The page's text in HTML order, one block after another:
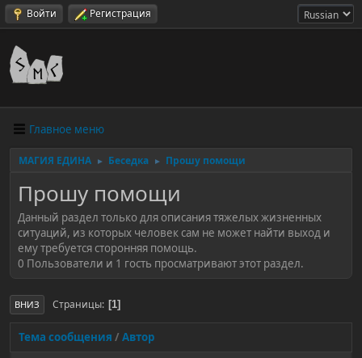
Войти Регистрация
Главное меню
МАГИЯ ЕДИНА ► Беседка ► Прошу помощи
Прошу помощи
Данный раздел только для описания тяжелых жизненных
ситуаций, из которых человек сам не может найти выход и
ему требуется сторонняя помощь.
0 Пользователи и 1 гость просматривают этот раздел.
ВНИЗ Страницы 1
Тема сообщения / Автор